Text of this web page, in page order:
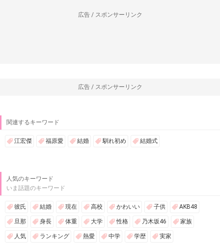
広告 / スポンサーリンク
広告 / スポンサーリンク
関連するキーワード
江宏傑 福原愛 結婚 馴れ初め 結婚式
人気のキーワード
いま話題のキーワード
彼氏 結婚 現在 高校 かわいい 子供 AKB48
旦那 身長 体重 大学 性格 乃木坂46 家族
人気 ランキング 熱愛 中学 学歴 実家